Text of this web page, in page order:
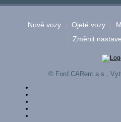
Nové vozy Ojeté vozy
Změnit
© Ford CARent a.s.,